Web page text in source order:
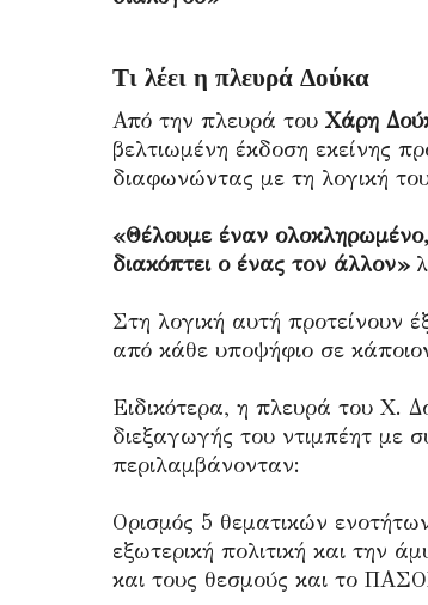
Τι λέει η πλευρά Δούκα
Από την πλευρά του Χάρη
βελτιωμένη έκδοση εκείνης
διαφωνώντας με τη λογική
«Θέλουμε έναν
διακόπτει ο ένας τον άλλον»
Στη λογική αυτή προτείνουν
από κάθε υποψήφιο σε
Ειδικότερα, η πλευρά του Χ.
διεξαγωγής του ντιμπέητ με
περιλαμβάνονταν:
Ορισμός 5 θεματικών
εξωτερική πολιτική και την
και τους θεσμούς και το